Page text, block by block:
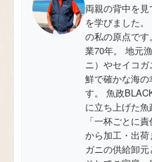
両親の背中を
を学びました
の私の原点で
業70年。 地元
ニ）やセイコ
鮮で確かな海の
す。 魚政
に立ち上げた魚
「一杯ごとに
から加工・出
ガニの供給卸元